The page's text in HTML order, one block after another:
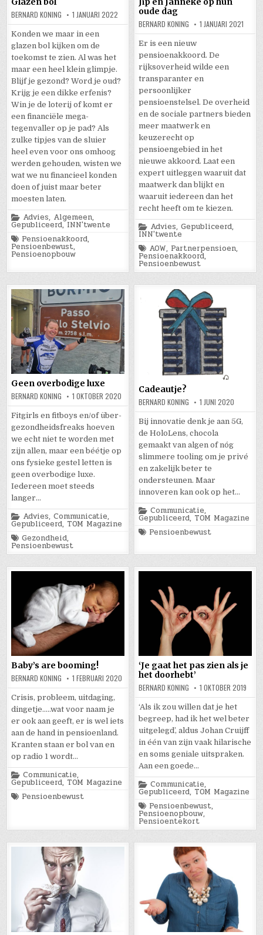
BERNARD KONING 1 JANUARI 2022
Konden we maar in een
glazen bol kijken om de
toekomst te zien. Al was het
maar een heel klein glimpje.
Blijf je gezond? Word je oud?
Krijg je een dikke erfenis?
Win je de loterij of komt er
een financiële mega-
tegenvaller op je pad? Als
zulke tipjes van de sluier
heel even voor ons omhoog
werden gehouden, wisten we
wat we nu financieel konden
doen of juist maar beter
moesten laten.
Posted
in
Advies, Algemeen,
Gepubliceerd,INN'twente
Tagged
Pensioenakkoord,
Pensioenbewust,
Pensioenopbouw
oude dag
BERNARD KONING 1 JANUARI 2021
Er is een nieuw
pensioenakkoord. De
rijksoverheid wilde een
transparanter en
persoonlijker
pensioenstelsel. De overheid
en de sociale partners bieden
meer maatwerk en
keuzerecht op
pensioengebied in het
nieuwe akkoord. Laat een
expert uitleggen waaruit dat
maatwerk dan blijkt en
waaruit iedereen dan het
recht heeft om te kiezen.
Posted
in
Advies,Gepubliceerd,
INN'twente
Tagged
AOW, Partnerpensioen,
Pensioenakkoord,
Pensioenbewust
Geen overbodige luxe
BERNARD KONING 1 OKTOBER 2020
Fitgirls en fitboys en/of über-
gezondheidsfreaks hoeven
we echt niet te worden met
zijn allen, maar een béétje op
ons fysieke gestel letten is
geen overbodige luxe.
Iedereen moet steeds
langer…
Posted
in
Advies,Communicatie,
Gepubliceerd, TOM Magazine
Tagged
Gezondheid,
Pensioenbewust
Cadeautje?
BERNARD KONING 1 JUNI 2020
Bij innovatie denk je aan 5G,
de HoloLens, chocola
gemaakt van algen of nóg
slimmere tooling om je privé
en zakelijk beter te
ondersteunen. Maar
innoveren kan ook op het…
Posted
in
Communicatie,
Gepubliceerd, TOM Magazine
Tagged
Pensioenbewust
Baby’s are booming!
BERNARD KONING 1 FEBRUARI 2020
Crisis, probleem, uitdaging,
dingetje…..wat voor naam je
er ook aan geeft, er is wel iets
aan de hand in pensioenland.
Kranten staan er bol van en
op radio 1 wordt…
Posted
in
Communicatie,
Gepubliceerd, TOM Magazine
Tagged
Pensioenbewust
‘Je gaat het pas zien als je
het doorhebt’
BERNARD KONING 1 OKTOBER 2019
‘Als ik zou willen dat je het
begreep, had ik het wel beter
uitgelegd’, aldus Johan Cruijff
in één van zijn vaak hilarische
en soms geniale uitspraken.
Aan een goede…
Posted
in
Communicatie,
Gepubliceerd, TOM Magazine
Tagged
Pensioenbewust,
Pensioenopbouw,
Pensioentekort